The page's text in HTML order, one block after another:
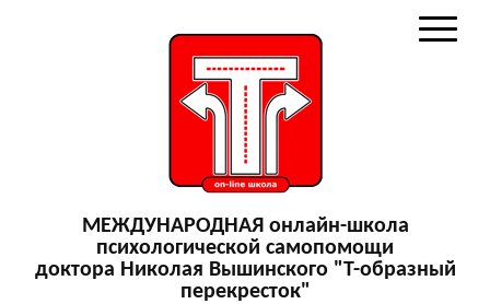
МЕЖДУНАРОДНАЯ онлайн-школа
психологической самопомощи
доктора Николая Вышинского "Т-образный
перекресток"